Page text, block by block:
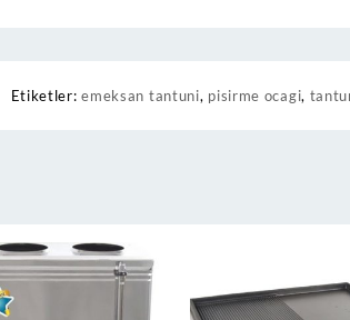
Etiketler:emeksan tantuni, pisirme ocagi,